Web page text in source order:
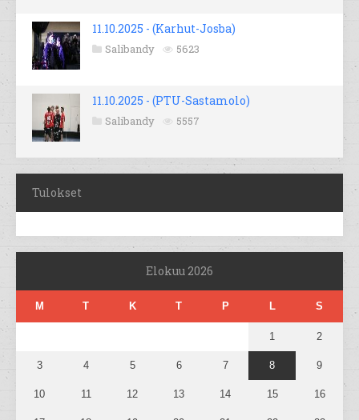
11.10.2025 - (Karhut-Josba)
Salibandy 5623
11.10.2025 - (PTU-Sastamolo)
Salibandy 5557
Tulokset
Elokuu 2026
M T K T P L S
1 2
3 4 5 6 7 8 9
10 11 12 13 14 15 16